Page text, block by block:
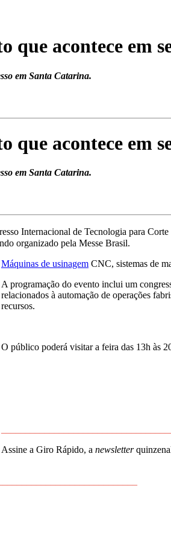
que acontece em
em Santa Catarina.
que acontece em
em Santa Catarina.
Internacional de Tecnologia para
organizado pela Messe Brasil.
Máquinas de usinagem CNC, sistemas de
A programação do evento inclui um
relacionados à automação de operações
recursos.
O público poderá visitar a feira das 13h às
Assine a Giro Rápido, a newsletter